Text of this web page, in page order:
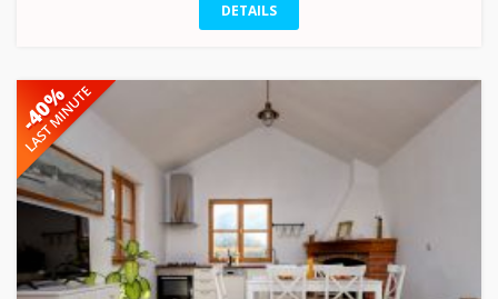
DETAILS